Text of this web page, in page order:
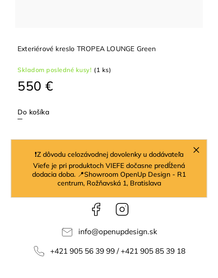
❗Z dôvodu celozávodnej dovolenky u dodávateľa
Viefe je pri produktoch VIEFE dočasne predĺžená
dodacia doba. 📍Showroom OpenUp Design - R1
centrum, Rožňavská 1, Bratislava
Exteriérové kreslo TROPEA LOUNGE Green
Skladom posledné kusy! (1 ks)
550 €
Do košíka
Facebook
info@openupdesign.sk
+421 905 56 39 99 / +421 905 85 39 18